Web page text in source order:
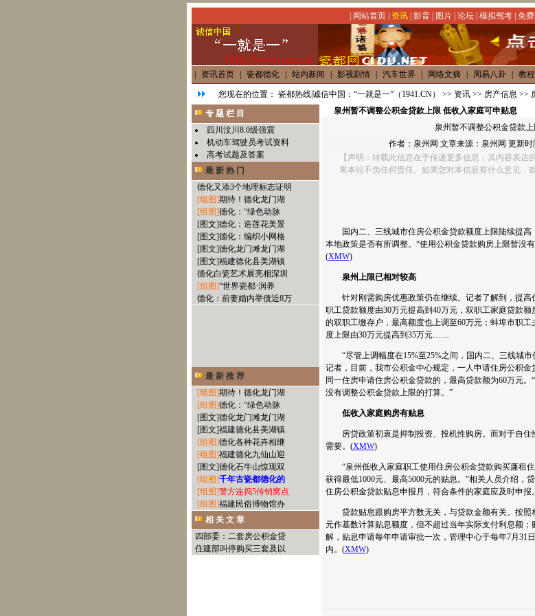
网站首页| 资讯| 影音| 图片| 论坛| 模拟驾考| 免
资讯首页 瓷都德化 站内新闻 影视剧情 汽车世界 网络文摘 周易八卦 教
您现在的位置： 瓷都热线|诚信中国：“一就是一”（1941.CN） >> 资讯>> 房产信息 >>
专 题 栏 目
四川汶川8.0级强震
机动车驾驶员考试资料
高考试题及答案
最 新 热 门
德化又添3个地理标志证明
[组图]期待！德化龙门湖
[组图]德化：“绿色动脉
[图文]德化：造莲花美景
[图文]德化：编织小网格
[图文]德化龙门滩龙门湖
[图文]福建德化县美湖镇
德化白瓷艺术展亮相深圳
[组图]“世界瓷都·润养
德化：前妻婚内举债近8万
最 新 推 荐
[组图]期待！德化龙门湖
[组图]德化：“绿色动脉
[图文]德化龙门滩龙门湖
[图文]福建德化县美湖镇
[组图]德化各种花卉相继
[组图]福建德化九仙山迎
[图文]德化石牛山惊现双
[组图]千年古瓷都德化的
[组图]警方连捣5传销窝点
[组图]福建民俗博物馆办
相 关 文 章
四部委：二套房公积金贷
住建部叫停购买三套及以
泉州暂不调整公积金贷款上限 低收入家庭可申贴息
泉州暂不调整公积金贷款
作者： 泉州网 文章来源： 泉州网 更新时
【声明：转载此信息在于传递更多信息，其内容表
果本站不负任何责任。如果您对本信息有什么意见，
国内二、三线城市住房公积金贷款额度上限陆续提高
本地政策是否有所调整。“使用公积金贷款购房上限暂没
(XMW)
泉州上限已相对较高
针对刚需购房优惠政策仍在继续。记者了解到，提高
职工贷款额度由30万元提高到40万元，双职工家庭贷款
的双职工缴存户，最高额度也上调至60万元；蚌埠市职
度上限由30万元提高到35万元……
“尽管上调幅度在15%至25%之间，国内二、三线城市
记者，目前，我市公积金中心规定，一人申请住房公积
同一住房申请住房公积金贷款的，最高贷款额为60万元
没有调整公积金贷款上限的打算。”
低收入家庭购房有贴息
房贷政策初衷是抑制投资、投机性购房。而对于自住
需要。(XMW)
“泉州低收入家庭职工使用住房公积金贷款购买廉租
获得最低1000元、最高5000元的贴息。”相关人员介绍，
住房公积金贷款贴息申报月，符合条件的家庭应及时申报
贷款贴息跟购房平方数无关，与贷款金额有关。按照
元作基数计算贴息额度，但不超过当年实际支付利息额；
解，贴息申请每年申请审批一次，管理中心于每年7月31
内。(XMW)